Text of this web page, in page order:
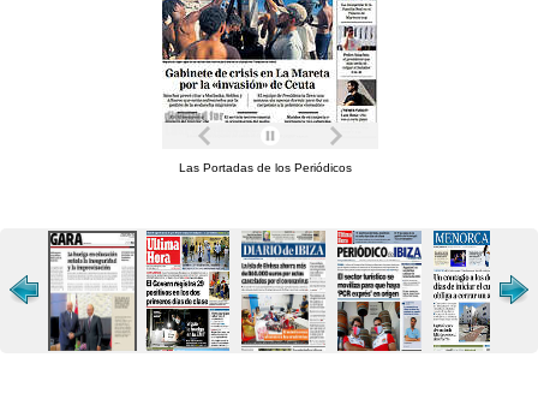
Las Portadas de los Periódicos